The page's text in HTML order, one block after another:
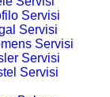
Servisi
Servisi
Servisi
Servisi
Servisi